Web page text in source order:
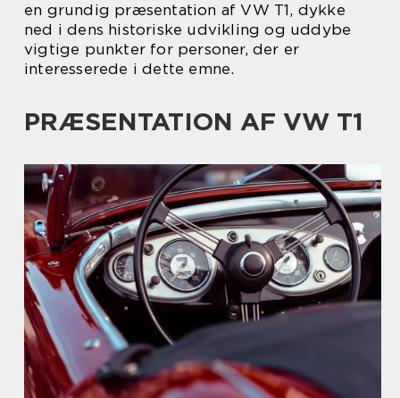
en grundig præsentation af VW T1, dykke
ned i dens historiske udvikling og uddybe
vigtige punkter for personer, der er
interesserede i dette emne.
PRÆSENTATION AF VW T1